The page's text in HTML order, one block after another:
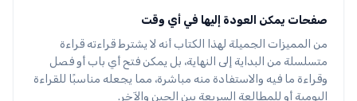
صفحات يمكن العودة إليها في أي وقت
من المميزات الجميلة لهذا الكتاب أنه لا يشترط قراءته قراءة
متسلسلة من البداية إلى النهاية، بل يمكن فتح أي باب أو فصل
وقراءة ما فيه والاستفادة منه مباشرة، مما يجعله مناسبًا للقراءة
اليومية أو للمطالعة السريعة بين الحين والآخر.